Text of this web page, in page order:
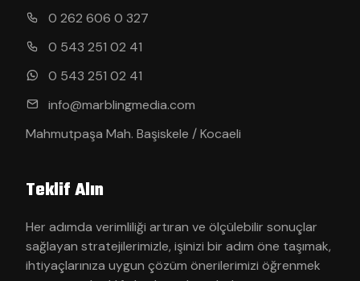
0 262 606 0 327
0 543 251 02 41
0 543 251 02 41
info@marblingmedia.com
Mahmutpaşa Mah. Başiskele / Kocaeli
Teklif Alın
Her adımda verimliliği artıran ve ölçülebilir sonuçlar
sağlayan stratejilerimizle, işinizi bir adım öne taşımak,
ihtiyaçlarınıza uygun çözüm önerilerimizi öğrenmek